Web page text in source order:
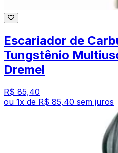
Escariador de
Tungstênio
Dremel
R$ 85,40
ou 1x de R$ 85,40 sem juros